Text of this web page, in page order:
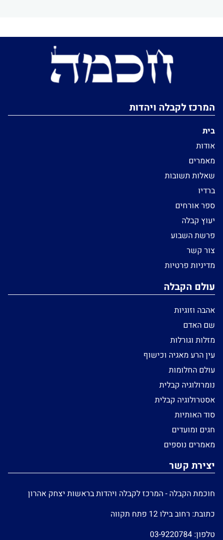
המרכז לקבלה ויהדות
בית
אודות
מאמרים
שאלות תשובות
ברדיו
ספר אורחים
יעוץ קבלה
פרשת השבוע
צור קשר
מדיניות פרטיות
עולם הקבלה
אהבה וזוגיות
שם האדם
מזלות וגורלות
עין הרע מאגיה וכישוף
עולם החלומות
נומרולוגיה קבלית
אסטרולוגיה קבלית
סוד האותיות
חגים ומועדים
מאמרים נוספים
יצירת קשר
חוכמת הקבלה - המרכז לקבלה ויהדות בראשות יצחק אהרון
כתובת: רחוב בילו 12 פתח תקווה
טלפון: 03-9220784